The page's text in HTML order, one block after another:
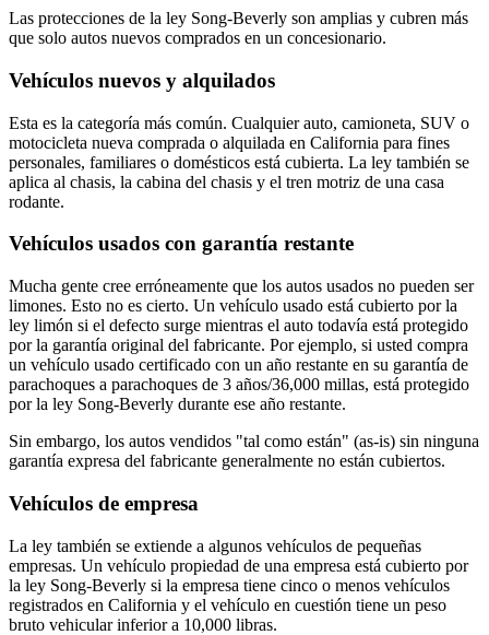
Las protecciones de la ley Song-Beverly son amplias y cubren más
que solo autos nuevos comprados en un concesionario.
Vehículos nuevos y alquilados
Esta es la categoría más común. Cualquier auto, camioneta, SUV o
motocicleta nueva comprada o alquilada en California para fines
personales, familiares o domésticos está cubierta. La ley también se
aplica al chasis, la cabina del chasis y el tren motriz de una casa
rodante.
Vehículos usados con garantía restante
Mucha gente cree erróneamente que los autos usados no pueden ser
limones. Esto no es cierto. Un vehículo usado está cubierto por la
ley limón si el defecto surge mientras el auto todavía está protegido
por la garantía original del fabricante. Por ejemplo, si usted compra
un vehículo usado certificado con un año restante en su garantía de
parachoques a parachoques de 3 años/36,000 millas, está protegido
por la ley Song-Beverly durante ese año restante.
Sin embargo, los autos vendidos "tal como están" (as-is) sin ninguna
garantía expresa del fabricante generalmente no están cubiertos.
Vehículos de empresa
La ley también se extiende a algunos vehículos de pequeñas
empresas. Un vehículo propiedad de una empresa está cubierto por
la ley Song-Beverly si la empresa tiene cinco o menos vehículos
registrados en California y el vehículo en cuestión tiene un peso
bruto vehicular inferior a 10,000 libras.